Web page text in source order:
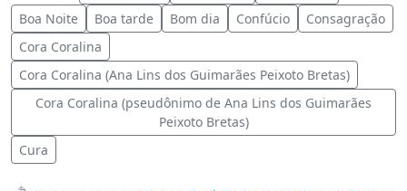
Boa Noite
Boa tarde Bom dia Confúcio
Consagração
Cora Coralina
Cora Coralina (Ana Lins dos Guimarães Peixoto Bretas)
Cora Coralina (pseudônimo de Ana Lins dos Guimarães
Peixoto Bretas)
Cura